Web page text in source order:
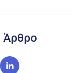
Άρθρο